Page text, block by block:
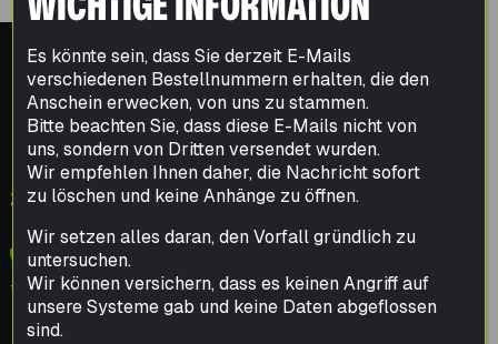
Hauptstr. 79
21376 Gödenstorf
Deutschland
+49 4172 9897-0
info@salmatec.de
Es könnte sein, dass Sie derzeit E-Mails
verschiedenen Bestellnummern erhalten, die den
Anschein erwecken, von uns zu stammen.
Bitte beachten Sie, dass diese E-Mails nicht von
uns, sondern von Dritten versendet wurden.
Wir empfehlen Ihnen daher, die Nachricht sofort
zu löschen und keine Anhänge zu öffnen.
Wir setzen alles daran, den Vorfall gründlich zu
untersuchen.
Wir können versichern, dass es keinen Angriff auf
unsere Systeme gab und keine Daten abgeflossen
sind.